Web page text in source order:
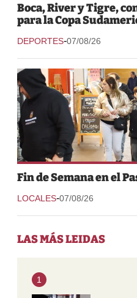
Boca, River y Tigre,
para la Copa
DEPORTES-07/08/26
Fin de Semana en el
LOCALES-07/08/26
LAS MÁS LEIDAS
1